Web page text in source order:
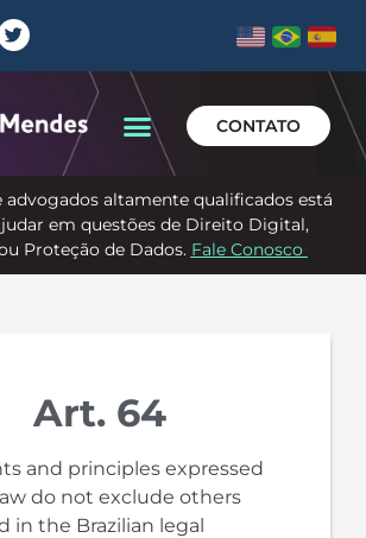
CONTATO
advogados altamente qualificados está
em questões de Direito Digital,
Proteção de Dados. Fale Conosco
Art. 64
and principles expressed
do not exclude others
in the Brazilian legal